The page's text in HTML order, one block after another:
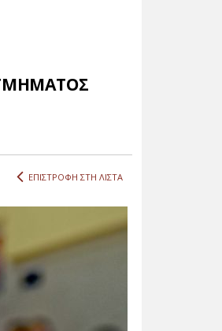
ΕΠΙΣΤΡΟΦΗ ΣΤΗ ΛΙΣΤΑ